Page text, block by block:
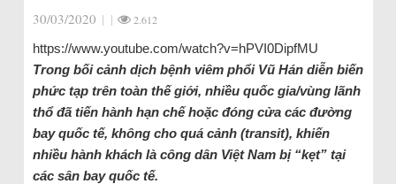
30/03/2020 | | 2.612
https://www.youtube.com/watch?v=hPVI0DipfMU
Trong bối cảnh dịch bệnh viêm phổi Vũ Hán diễn biến
phức tạp trên toàn thế giới, nhiều quốc gia/vùng lãnh
thổ đã tiến hành hạn chế hoặc đóng cửa các đường
bay quốc tế, không cho quá cảnh (transit), khiến
nhiều hành khách là công dân Việt Nam bị “kẹt” tại
các sân bay quốc tế.